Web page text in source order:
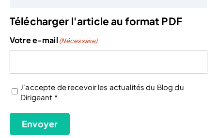
Télécharger l'article au format PDF
Votre e-mail (Nécessaire)
(Nécessaire)
J'accepte de recevoir les actualités du Blog du
Dirigeant *
Envoyer